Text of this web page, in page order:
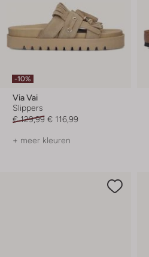
-10%
Via Vai
Slippers
€ 129,99 € 116,99
+ meer kleuren